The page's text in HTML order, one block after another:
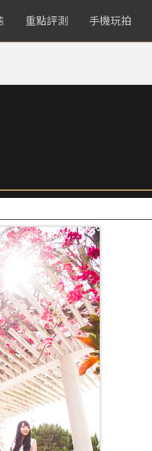
重點評測 手機玩拍